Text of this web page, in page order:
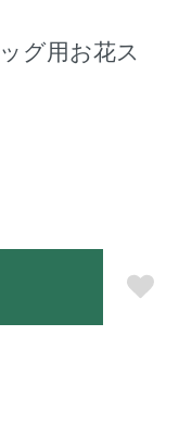
グ用お花ス